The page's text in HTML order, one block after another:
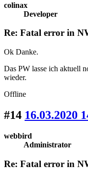
colinax
Developer
Re: Fatal error in
Ok Danke.
Das PW lasse ich aktuell
wieder.
Offline
#14 16.03.2020
webbird
Administrator
Re: Fatal error in